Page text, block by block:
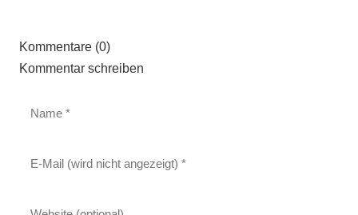
Kommentare (0)
Kommentar schreiben